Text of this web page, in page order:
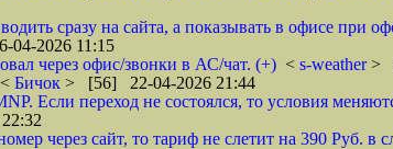
сразу на сайта, а показывать в офисе при
2026 11:15
через офис/звонки в АС/чат. (+) < s-weather>
< Бичок > [56] 22-04-2026 21:44
Если переход не состоялся, то условия
через сайт, то тариф не слетит на 390 Руб.